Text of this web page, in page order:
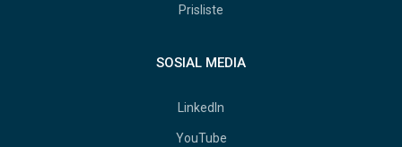
Prisliste
SOSIAL MEDIA
LinkedIn
YouTube